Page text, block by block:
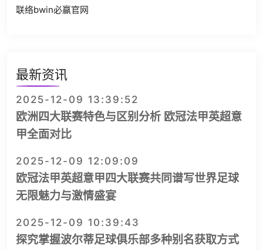
联络bwin必赢官网
最新资讯
2025-12-09 13:39:52
欧洲四大联赛特色与区别分析 欧冠法甲英超意
甲全面对比
2025-12-09 12:09:09
欧冠法甲英超意甲四大联赛共同谱写世界足球
无限魅力与激情盛宴
2025-12-09 10:39:43
探究掌握波尔蒂足球俱乐部多种别名获取方式